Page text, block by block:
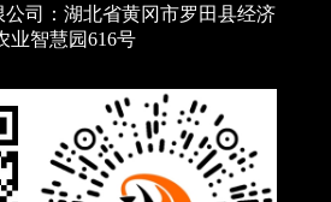
司：湖北省黄冈市罗田县经济
业智慧园616号